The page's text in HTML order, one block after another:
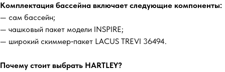
Комплектация бассейна включает следующие компоненты:
— сам бассейн;
— чашковый пакет модели INSPIRE;
— широкий скиммер‑пакет LACUS TREVI 36494.
Почему стоит выбрать HARTLEY?